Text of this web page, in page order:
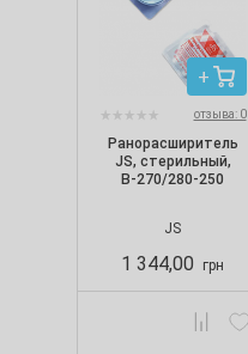
отзыва: 0
Ранорасширитель
JS, стерильный,
В-270/280-250
JS
1 344,00 грн